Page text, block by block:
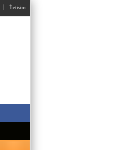
İletisim